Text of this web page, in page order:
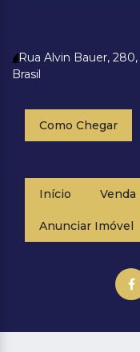
Rua Alvin Bauer, 280,
Brasil
Como Chegar
Início Venda
Anunciar Imóvel